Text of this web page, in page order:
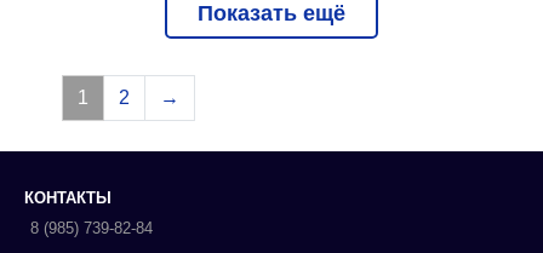
Показать ещё
1 2 →
КОНТАКТЫ
8 (985) 739-82-84